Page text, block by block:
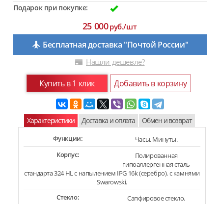
Подарок при покупке:
25 000руб./шт
Бесплатная доставка "Почтой России"
Нашли дешевле?
Купить в 1 клик Добавить в корзину
Характеристики Доставка и оплата Обмен и возврат
Функции:
Часы, Минуты.
Корпус:
Полированная
гипоаллергенная сталь
стандарта 324 HL с напылением IPG 16k (серебро). с камнями
Swarowski.
Стекло:
Сапфировое стекло.